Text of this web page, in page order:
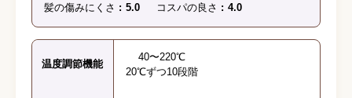
髪の傷みにくさ
5.0 コスパの良さ 4.0
温度調節機能
40〜220℃
20℃ずつ10段階